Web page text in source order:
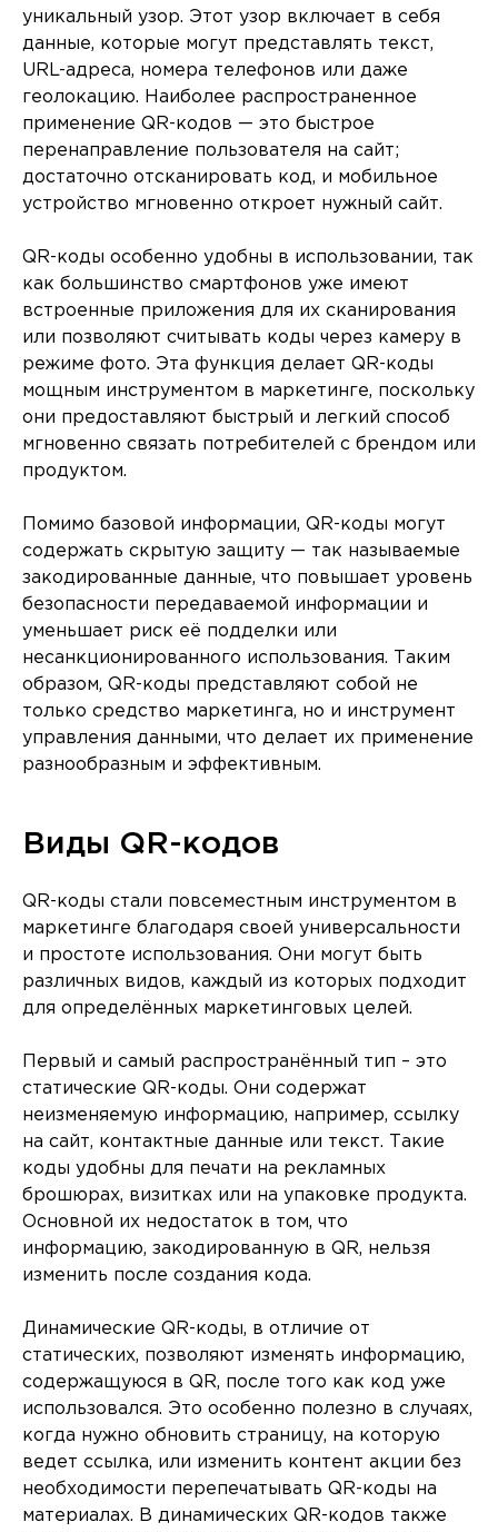
уникальный узор. Этот узор включает в себя
данные, которые могут представлять текст,
URL-адреса, номера телефонов или даже
геолокацию. Наиболее распространенное
применение QR-кодов — это быстрое
перенаправление пользователя на сайт;
достаточно отсканировать код, и мобильное
устройство мгновенно откроет нужный сайт.
QR-коды особенно удобны в использовании, так
как большинство смартфонов уже имеют
встроенные приложения для их сканирования
или позволяют считывать коды через камеру в
режиме фото. Эта функция делает QR-коды
мощным инструментом в маркетинге, поскольку
они предоставляют быстрый и легкий способ
мгновенно связать потребителей с брендом или
продуктом.
Помимо базовой информации, QR-коды могут
содержать скрытую защиту — так называемые
закодированные данные, что повышает уровень
безопасности передаваемой информации и
уменьшает риск её подделки или
несанкционированного использования. Таким
образом, QR-коды представляют собой не
только средство маркетинга, но и инструмент
управления данными, что делает их применение
разнообразным и эффективным.
Виды QR-кодов
QR-коды стали повсеместным инструментом в
маркетинге благодаря своей универсальности
и простоте использования. Они могут быть
различных видов, каждый из которых подходит
для определённых маркетинговых целей.
Первый и самый распространённый тип – это
статические QR-коды. Они содержат
неизменяемую информацию, например, ссылку
на сайт, контактные данные или текст. Такие
коды удобны для печати на рекламных
брошюрах, визитках или на упаковке продукта.
Основной их недостаток в том, что
информацию, закодированную в QR, нельзя
изменить после создания кода.
Динамические QR-коды, в отличие от
статических, позволяют изменять информацию,
содержащуюся в QR, после того как код уже
использовался. Это особенно полезно в случаях,
когда нужно обновить страницу, на которую
ведет ссылка, или изменить контент акции без
необходимости перепечатывать QR-коды на
материалах. В динамических QR-кодов также